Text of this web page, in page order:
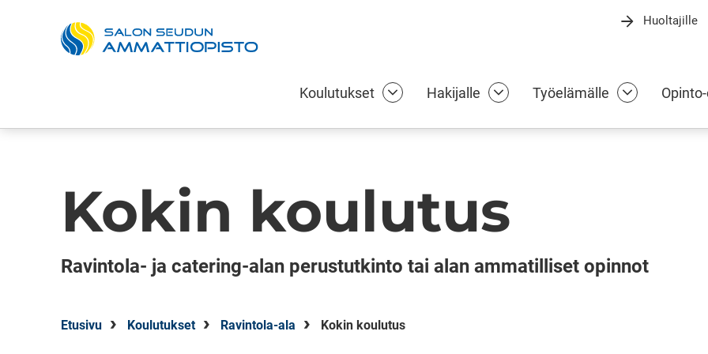
Huoltajille
Koulutukset Koulutukset alasivut
Hakijalle Hakijalle alasivut
Työelämälle Työelämälle
Kokin koulutus
Ravintola- ja catering-alan perustutkinto tai alan ammatilliset opinnot
Etusivu Koulutukset Ravintola-ala Kokin koulutus